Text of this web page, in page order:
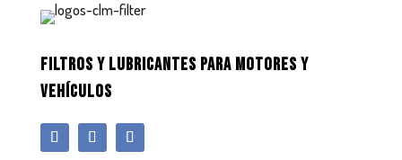
FILTROS Y LUBRICANTES PARA MOTORES Y
VEHÍCULOS